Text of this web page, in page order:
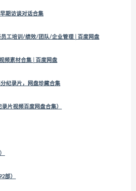
期访谈对话合集
员工培训/绩效/团队/企业管理│百度网盘
频素材合集│百度网盘
纪录片，网盘珍藏合集
片视频百度网盘合集）
部）